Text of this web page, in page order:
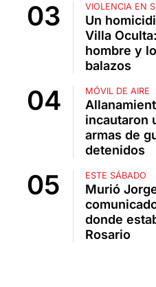
VIOLENCIA EN
Un
Villa
hombre y
balazos
MÓVIL DE AIRE
incautaron
armas de
detenidos
ESTE SÁBADO
Murió
donde
Rosario